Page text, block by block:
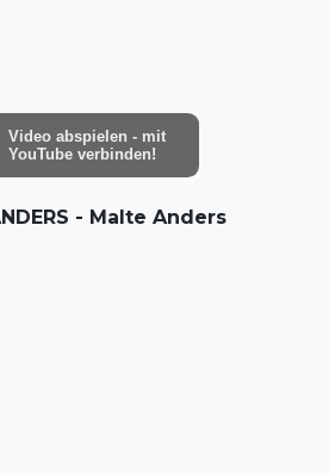
Video abspielen - mit
YouTube verbinden!
- Malte Anders